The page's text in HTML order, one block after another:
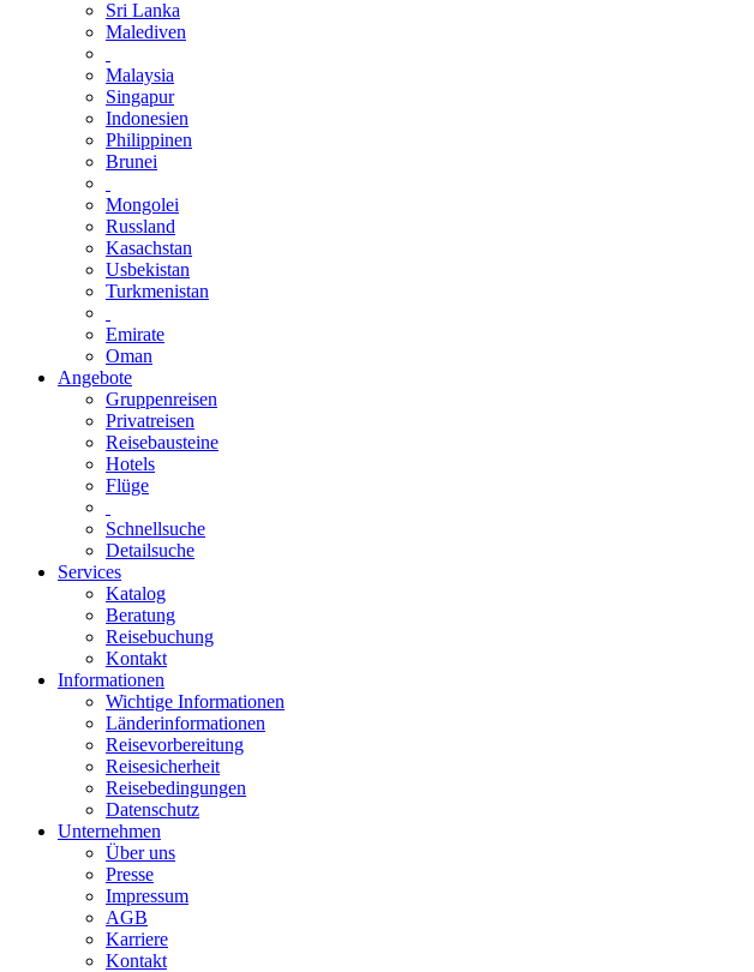
Sri Lanka
Malediven
Malaysia
Singapur
Indonesien
Philippinen
Brunei
Mongolei
Russland
Kasachstan
Usbekistan
Turkmenistan
Emirate
Oman
Angebote
Gruppenreisen
Privatreisen
Reisebausteine
Hotels
Flüge
Schnellsuche
Detailsuche
Services
Katalog
Beratung
Reisebuchung
Kontakt
Informationen
Wichtige Informationen
Länderinformationen
Reisevorbereitung
Reisesicherheit
Reisebedingungen
Datenschutz
Unternehmen
Über uns
Presse
Impressum
AGB
Karriere
Kontakt